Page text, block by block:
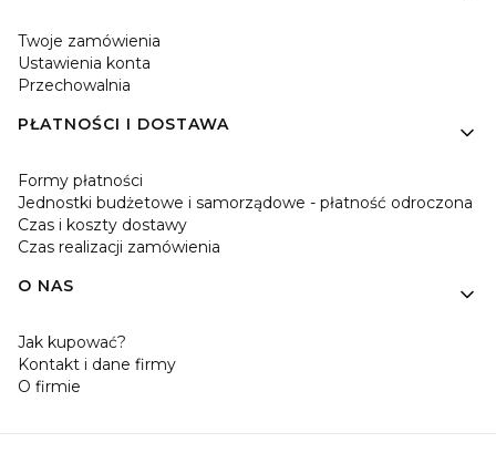
Twoje zamówienia
Ustawienia konta
Przechowalnia
PŁATNOŚCI I DOSTAWA
Formy płatności
Jednostki budżetowe i samorządowe - płatność odroczona
Czas i koszty dostawy
Czas realizacji zamówienia
O NAS
Jak kupować?
Kontakt i dane firmy
O firmie